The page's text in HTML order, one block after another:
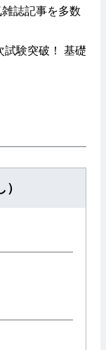
誌記事を多数
試験突破！ 基礎